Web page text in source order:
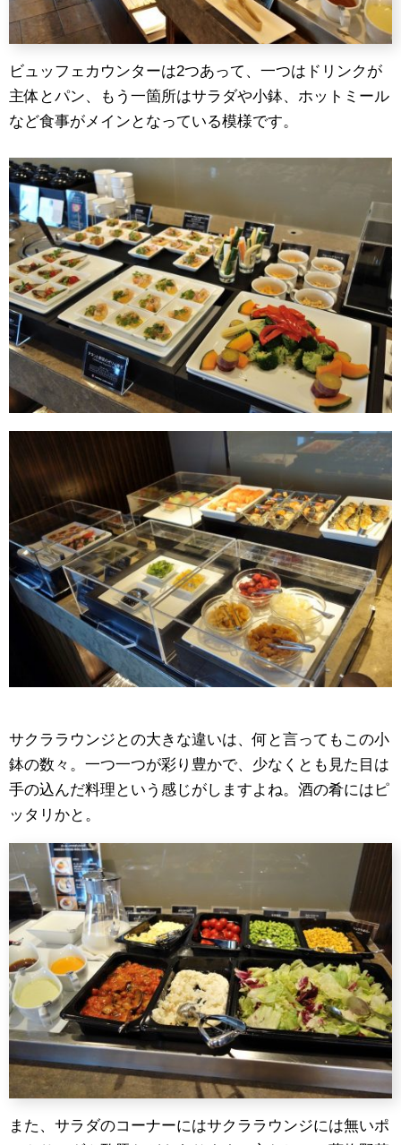
ビュッフェカウンターは2つあって、一つはドリンクが
主体とパン、もう一箇所はサラダや小鉢、ホットミール
など食事がメインとなっている模様です。
サクララウンジとの大きな違いは、何と言ってもこの小
鉢の数々。一つ一つが彩り豊かで、少なくとも見た目は
手の込んだ料理という感じがしますよね。酒の肴にはピ
ッタリかと。
また、サラダのコーナーにはサクララウンジには無いポ